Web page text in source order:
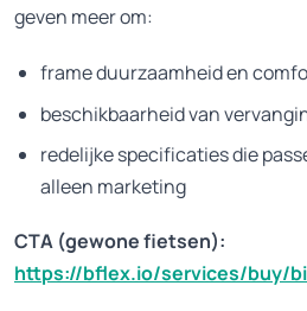
geven meer om:
frame duurzaamheid en
beschikbaarheid van
redelijke specificaties die
alleen marketing
CTA (gewone fietsen):
https://bflex.io/services/buy/